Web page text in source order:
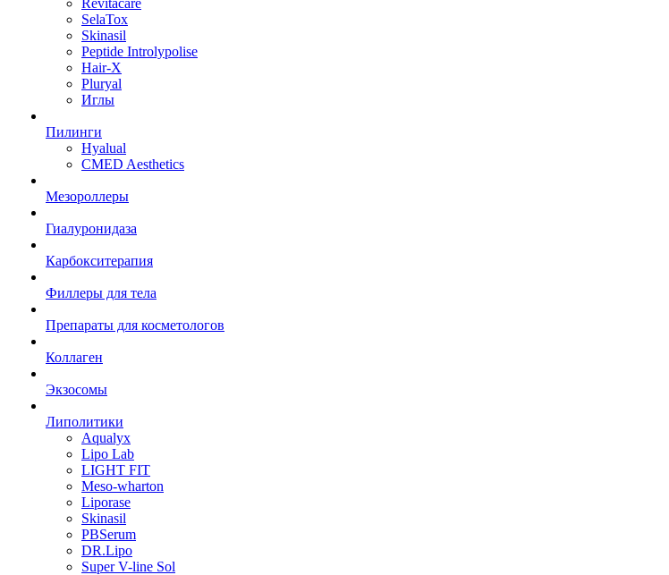
Revitacare
SelaTox
Skinasil
Peptide Introlypolise
Hair-X
Pluryal
Иглы
Пилинги
Hyalual
CMED Aesthetics
Мезороллеры
Гиалуронидаза
Карбокситерапия
Филлеры для тела
Препараты для косметологов
Коллаген
Экзосомы
Липолитики
Aqualyx
Lipo Lab
LIGHT FIT
Meso-wharton
Liporase
Skinasil
PBSerum
DR.Lipo
Super V-line Sol